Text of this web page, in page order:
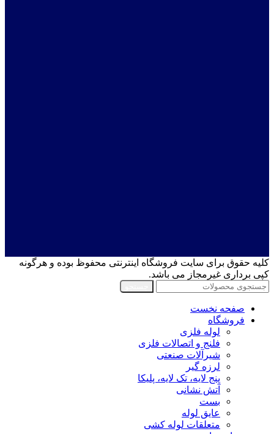
کلیه حقوق برای سایت فروشگاه اینترنتی محفوظ بوده و هرگونه
کپی برداری غیرمجاز می باشد.
صفحه نخست
فروشگاه
لوله فلزی
فلنج و اتصالات فلزی
شیرآلات صنعتی
لرزه گیر
پنج لایه، تک لایه، پلیکا
آتش نشانی
بست
عایق لوله
متعلقات لوله کشی